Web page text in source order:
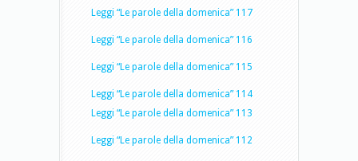
Leggi “Le parole della domenica” 117
Leggi “Le parole della domenica” 116
Leggi “Le parole della domenica” 115
Leggi “Le parole della domenica” 114
Leggi “Le parole della domenica” 113
Leggi “Le parole della domenica” 112